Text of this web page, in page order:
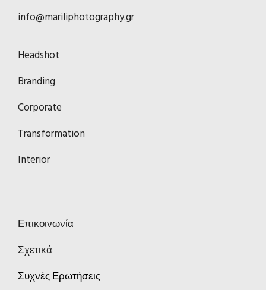
info@mariliphotography.gr
Headshot
Branding
Corporate
Transformation
Interior
Επικοινωνία
Σχετικά
Συχνές Ερωτήσεις